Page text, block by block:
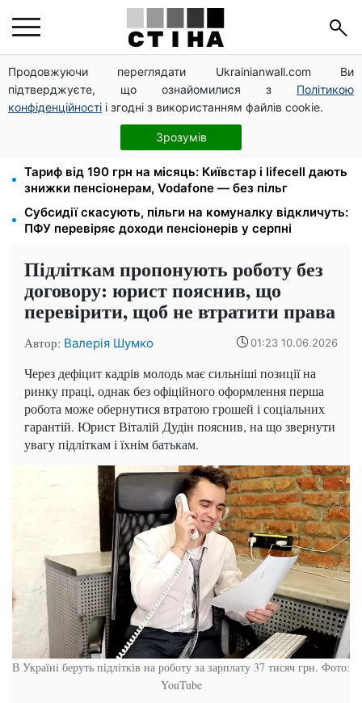
Продовжуючи переглядати Ukrainianwall.com Ви
підтверджуєте, що ознайомилися з Політикою
конфіденційності і згодні з використанням файлів cookie.
Зрозумів
Директорка ДОЗ Києва Тетяна Мостепан:
Демографічна криза потребує нових рішень уже
сьогодні
Пенсійна реформа у вересні: добровільні
накопичення й перегляд спецпенсій суддів
Тариф від 190 грн на місяць: Київстар і lifecell дають
знижки пенсіонерам, Vodafone — без пільг
Субсидії скасують, пільги на комуналку відкличуть:
ПФУ перевіряє доходи пенсіонерів у серпні
Підліткам пропонують роботу без
договору: юрист пояснив, що
перевірити, щоб не втратити права
Автор: Валерія Шумко 01:23 10.06.2026
Через дефіцит кадрів молодь має сильніші позиції на
ринку праці, однак без офіційного оформлення перша
робота може обернутися втратою грошей і соціальних
гарантій. Юрист Віталій Дудін пояснив, на що звернути
увагу підліткам і їхнім батькам.
В Україні беруть підлітків на роботу за зарплату 37 тисяч грн. Фото:
YouTube